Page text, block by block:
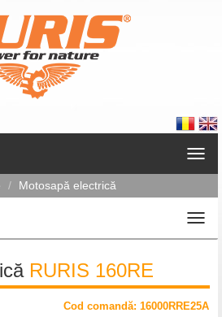
Motosapă electrică
RURIS 160RE
Cod comandă: 16000RRE25A